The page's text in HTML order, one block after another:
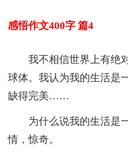
感悟作文400字 篇4
我不相信世界上有绝对
球体。我认为我的生活是
缺得完美……
为什么说我的生活是一
情，惊奇。